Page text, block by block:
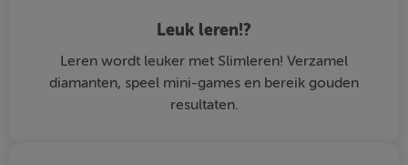
Leuk leren!?
Leren wordt leuker met Slimleren! Verzamel
diamanten, speel mini-games en bereik gouden
resultaten.